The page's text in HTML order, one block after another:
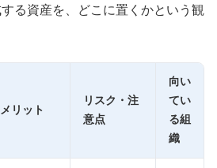
る資産を、どこに置くかという観
メリット
リスク・注
意点
向い
てい
る組
織